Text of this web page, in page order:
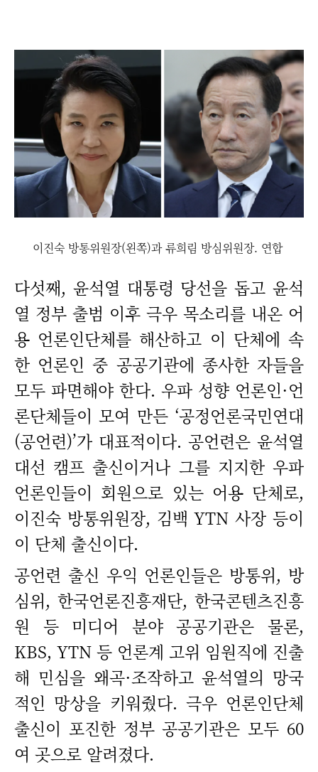
이진숙 방통위원장(왼쪽)과 류희림 방심위원장. 연합
다섯째, 윤석열 대통령 당선을 돕고 윤석
열 정부 출범 이후 극우 목소리를 내온 어
용 언론인단체를 해산하고 이 단체에 속
한 언론인 중 공공기관에 종사한 자들을
모두 파면해야 한다. 우파 성향 언론인·언
론단체들이 모여 만든 ‘공정언론국민연대
(공언련)’가 대표적이다. 공언련은 윤석열
대선 캠프 출신이거나 그를 지지한 우파
언론인들이 회원으로 있는 어용 단체로,
이진숙 방통위원장, 김백 YTN 사장 등이
이 단체 출신이다.
공언련 출신 우익 언론인들은 방통위, 방
심위, 한국언론진흥재단, 한국콘텐츠진흥
원 등 미디어 분야 공공기관은 물론,
KBS, YTN 등 언론계 고위 임원직에 진출
해 민심을 왜곡·조작하고 윤석열의 망국
적인 망상을 키워줬다. 극우 언론인단체
출신이 포진한 정부 공공기관은 모두 60
여 곳으로 알려졌다.